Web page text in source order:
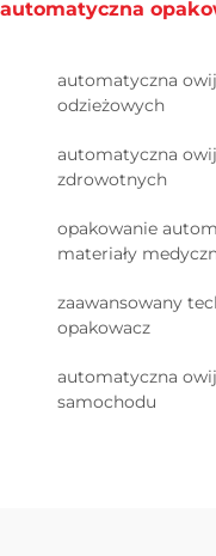
automatyczna
automatyczna
odzieżowych
automatyczna
zdrowotnych
opakowanie
materiały
zaawansowany
opakowacz
automatyczna
samochodu